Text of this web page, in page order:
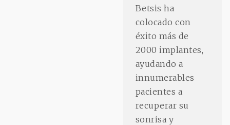
Betsis ha
colocado con
éxito más de
2000 implantes,
ayudando a
innumerables
pacientes a
recuperar su
sonrisa y